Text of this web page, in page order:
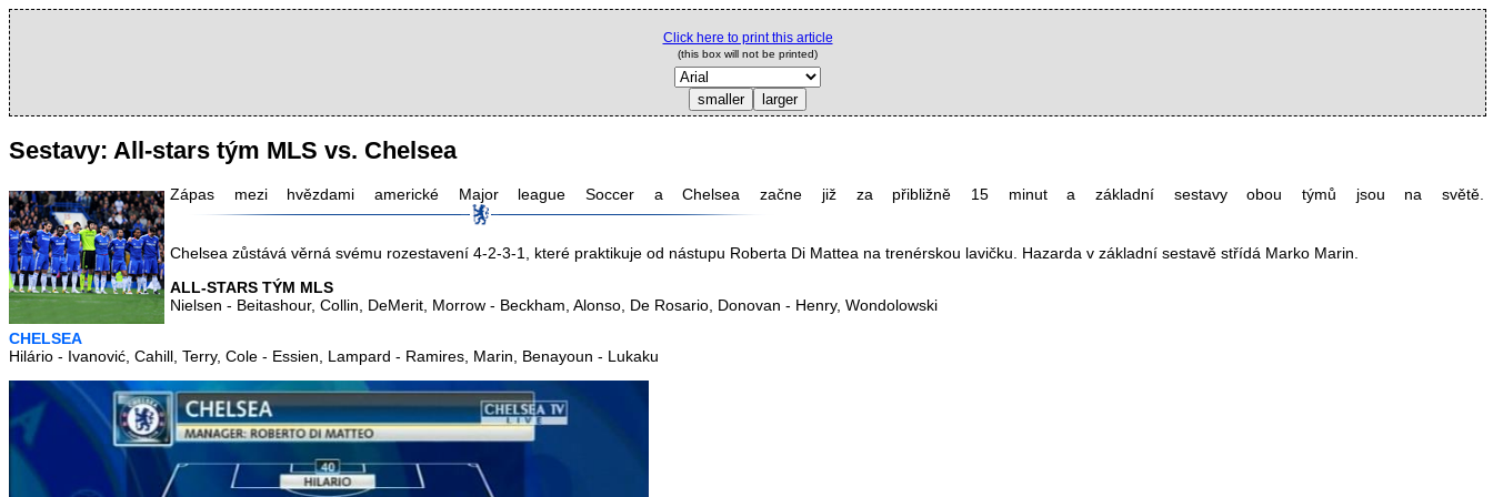
Click here to print this article
(this box will not be printed)
Sestavy: All-stars tým MLS vs. Chelsea
Zápas mezi hvězdami americké Major league Soccer a Chelsea začne již za přibližně 15 minut a základní sestavy obou týmů jsou na světě.
Chelsea zůstává věrná svému rozestavení 4-2-3-1, které praktikuje od nástupu Roberta Di Mattea na trenérskou lavičku. Hazarda v základní sestavě střídá Marko Marin.
ALL-STARS TÝM MLS
Nielsen - Beitashour, Collin, DeMerit, Morrow - Beckham, Alonso, De Rosario, Donovan - Henry, Wondolowski
CHELSEA
Hilário - Ivanović, Cahill, Terry, Cole - Essien, Lampard - Ramires, Marin, Benayoun - Lukaku